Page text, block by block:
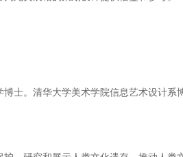
士。清华大学美术学院信息艺术设计系